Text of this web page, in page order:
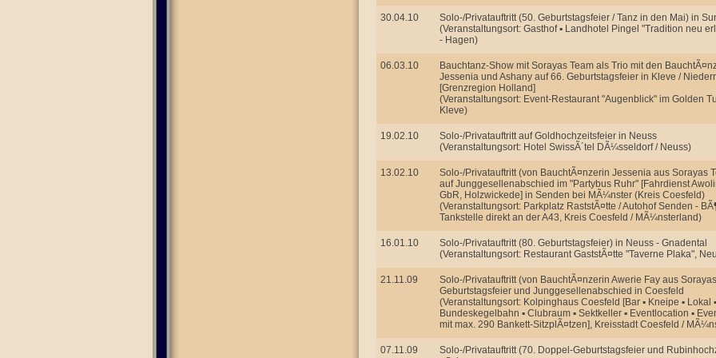
30.04.10
Solo-/Privatauftritt (50. Geburtstagsfeier / Tanz in den Mai) in
(Veranstaltungsort: Gasthof ▪ Landhotel Pingel "Tradition neu
- Hagen)
06.03.10
Bauchtanz-Show mit Sorayas Team als Trio mit den
Jessenia und Ashany auf 66. Geburtstagsfeier in Kleve /
[Grenzregion Holland]
(Veranstaltungsort: Event-Restaurant "Augenblick" im Golden
Kleve)
19.02.10
Solo-/Privatauftritt auf Goldhochzeitsfeier in Neuss
(Veranstaltungsort: Hotel SwissÃ´tel DÃ¼sseldorf / Neuss)
13.02.10
Solo-/Privatauftritt (von BauchtÃ¤nzerin Jessenia aus Sorayas
auf Junggesellenabschied im "Partybus Ruhr" [Fahrdienst
GbR, Holzwickede] in Senden bei MÃ¼nster (Kreis Coesfeld)
(Veranstaltungsort: Parkplatz RaststÃ¤tte / Autohof Senden -
Tankstelle direkt an der A43, Kreis Coesfeld / MÃ¼nsterland)
16.01.10
Solo-/Privatauftritt (80. Geburtstagsfeier) in Neuss - Gnadental
(Veranstaltungsort: Restaurant GaststÃ¤tte "Taverne Plaka",
21.11.09
Solo-/Privatauftritt (von BauchtÃ¤nzerin Awerie Fay aus
Geburtstagsfeier und Junggesellenabschied in Coesfeld
(Veranstaltungsort: Kolpinghaus Coesfeld [Bar ▪ Kneipe ▪ Lokal
Bundeskegelbahn ▪ Clubraum ▪ Sektkeller ▪ Eventlocation ▪
mit max. 290 Bankett-SitzplÃ¤tzen], Kreisstadt Coesfeld /
07.11.09
Solo-/Privatauftritt (70. Doppel-Geburtstagsfeier und